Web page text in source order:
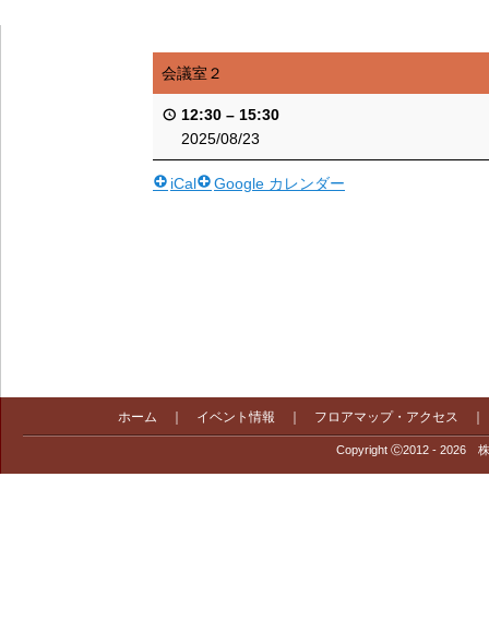
会議室２
12:30 – 15:30
2025/08/23
iCal Google カレンダー
ホーム イベント情報 フロアマップ・アクセス
Copyright Ⓒ2012 - 2026 株